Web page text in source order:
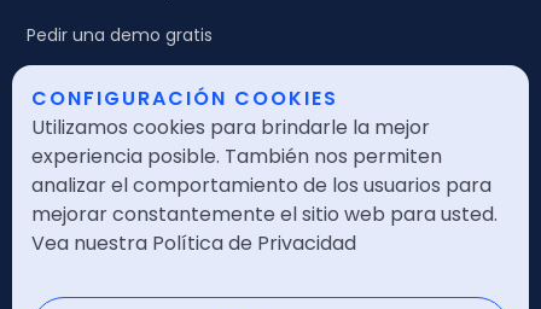
Pedir una demo gratis
Legales
Política de calidad
Política de seguridad
Política de privacidad
Nota legal
CONFIGURACIÓN COOKIES
Utilizamos cookies para brindarle la mejor
experiencia posible. También nos permiten
analizar el comportamiento de los usuarios para
mejorar constantemente el sitio web para usted.
Vea nuestra Política de Privacidad